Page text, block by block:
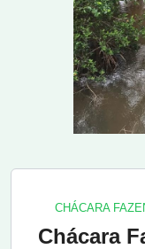
CHÁCARA
Chácara